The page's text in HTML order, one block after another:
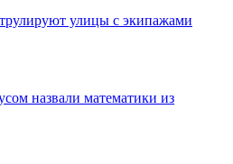
улицы с экипажами
назвали математики из